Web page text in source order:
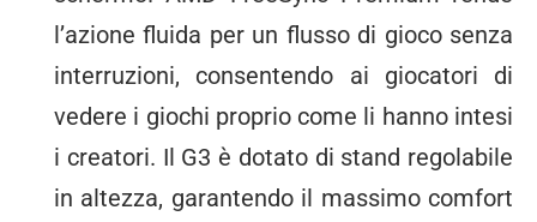
l’azione fluida per un flusso di gioco senza
interruzioni, consentendo ai giocatori di
vedere i giochi proprio come li hanno intesi
i creatori. Il G3 è dotato di stand regolabile
in altezza, garantendo il massimo comfort